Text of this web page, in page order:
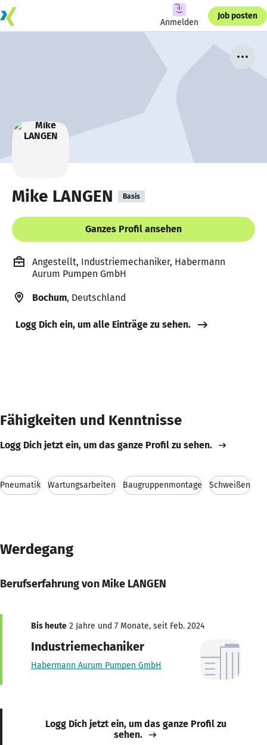
Anmelden
Job posten
Mike LANGEN Basis
Ganzes Profil ansehen
Angestellt, Industriemechaniker, Habermann
Aurum Pumpen GmbH
Bochum, Deutschland
Logg Dich ein, um alle Einträge zu sehen.
Fähigkeiten und Kenntnisse
Logg Dich jetzt ein, um das ganze Profil zu sehen.
Pneumatik Wartungsarbeiten Baugruppenmontage Schweißen
Werdegang
Berufserfahrung von Mike LANGEN
Bis heute 2 Jahre und 7 Monate, seit Feb. 2024
Industriemechaniker
Habermann Aurum Pumpen GmbH
Logg Dich jetzt ein, um das ganze Profil zu
sehen.